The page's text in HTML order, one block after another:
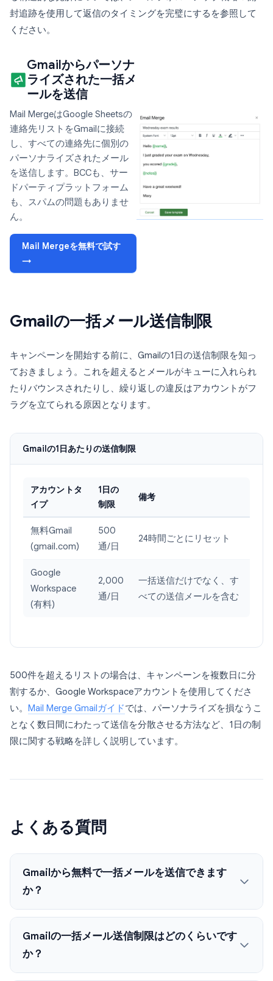
封追跡を使用して返信のタイミングを完璧にするを参照して
ください。
Gmailからパーソナ
ライズされた一括メ
ールを送信
Mail MergeはGoogle Sheetsの
連絡先リストをGmailに接続
し、すべての連絡先に個別の
パーソナライズされたメール
を送信します。BCCも、サー
ドパーティプラットフォーム
も、スパムの問題もありませ
ん。
Mail Mergeを無料で試す
→
Gmailの一括メール送信制限
キャンペーンを開始する前に、Gmailの1日の送信制限を知っ
ておきましょう。これを超えるとメールがキューに入れられ
たりバウンスされたりし、繰り返しの違反はアカウントがフ
ラグを立てられる原因となります。
Gmailの1日あたりの送信制限
アカウントタ
イプ
1日の
制限
備考
無料Gmail
(gmail.com)
500
通/日
24時間ごとにリセット
Google
Workspace
(有料)
2,000
通/日
一括送信だけでなく、す
べての送信メールを含む
500件を超えるリストの場合は、キャンペーンを複数日に分
割するか、Google Workspaceアカウントを使用してくださ
い。 Mail Merge Gmailガイドでは、パーソナライズを損なうこ
となく数日間にわたって送信を分散させる方法など、1日の制
限に関する戦略を詳しく説明しています。
よくある質問
Gmailから無料で一括メールを送信できます
か？
Gmailの一括メール送信制限はどのくらいです
か？